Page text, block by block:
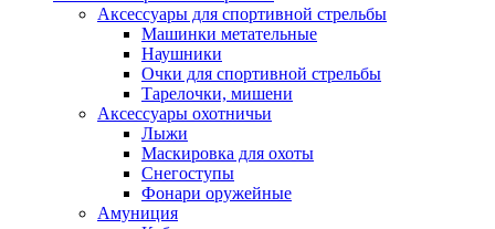
Аксессуары для спортивной стрельбы
Машинки метательные
Наушники
Очки для спортивной стрельбы
Тарелочки, мишени
Аксессуары охотничьи
Лыжи
Маскировка для охоты
Снегоступы
Фонари оружейные
Амуниция